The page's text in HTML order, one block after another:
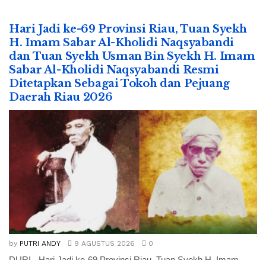
Hari Jadi ke-69 Provinsi Riau, Tuan Syekh
H. Imam Sabar Al-Kholidi Naqsyabandi
dan Tuan Syekh Usman Bin Syekh H. Imam
Sabar Al-Kholidi Naqsyabandi Resmi
Ditetapkan Sebagai Tokoh dan Pejuang
Daerah Riau 2026
by PUTRI ANDY 9 AGUSTUS 2026 0